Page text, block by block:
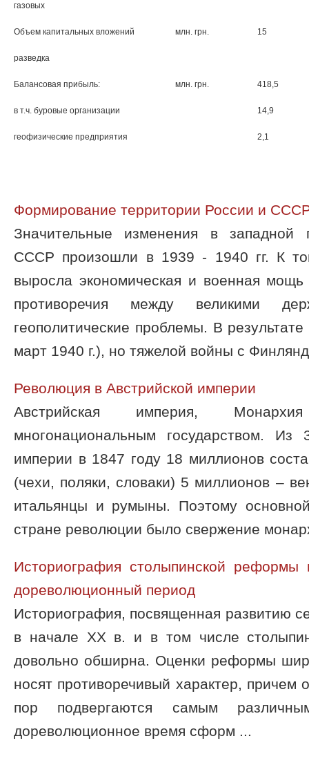
газовых
Объем капитальных вложений
разведка
млн. грн. 15
Балансовая прибыль:
в т.ч. буровые организации
геофизические предприятия
млн. грн. 418,5
14,9
2,1
Формирование территории России и СССР
Значительные изменения в западной
СССР произошли в 1939 - 1940 гг. К
выросла экономическая и военная
противоречия между великими
геополитические проблемы. В
март 1940 г.), но тяжелой войны с
Революция в Австрийской империи
Австрийская империя,
многонациональным государством. Из
империи в 1847 году 18 миллионов
(чехи, поляки, словаки) 5 миллионов –
итальянцы и румыны. Поэтому
стране революции было свержение
Историография столыпинской реформы
дореволюционный период
Историография, посвященная развитию
в начале XX в. и в том числе
довольно обширна. Оценки реформы
носят противоречивый характер,
пор подвергаются самым
дореволюционное время сформ ...